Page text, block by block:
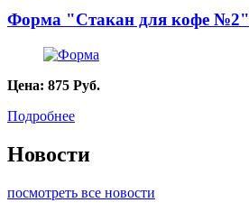
Форма "Стакан для кофе №2"
Цена: 875 Руб.
Подробнее
Новости
посмотреть все новости